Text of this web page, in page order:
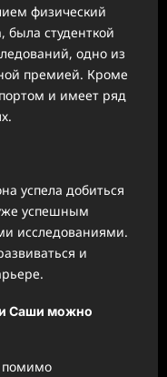
физический
была студенткой
одно из
премией. Кроме
и имеет ряд
успела добиться
успешным
исследованиями.
и
Саши можно
помимо